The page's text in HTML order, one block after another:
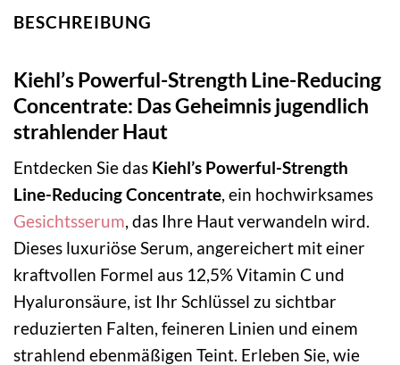
BESCHREIBUNG
Kiehl’s Powerful-Strength Line-Reducing
Concentrate: Das Geheimnis jugendlich
strahlender Haut
Entdecken Sie das Kiehl’s Powerful-Strength
Line-Reducing Concentrate, ein hochwirksames
Gesichtsserum, das Ihre Haut verwandeln wird.
Dieses luxuriöse Serum, angereichert mit einer
kraftvollen Formel aus 12,5% Vitamin C und
Hyaluronsäure, ist Ihr Schlüssel zu sichtbar
reduzierten Falten, feineren Linien und einem
strahlend ebenmäßigen Teint. Erleben Sie, wie